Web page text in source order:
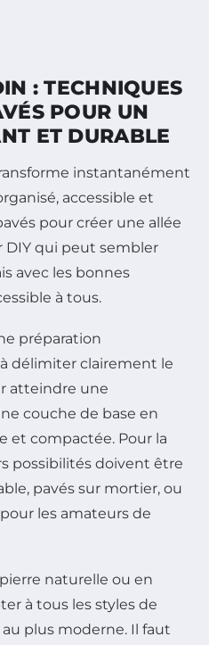
: TECHNIQUES
POUR UN
ET DURABLE
instantanément
accessible et
pour créer une allée
DIY qui peut sembler
avec les bonnes
à tous.
préparation
délimiter clairement le
atteindre une
couche de base en
et compactée. Pour la
possibilités doivent être
pavés sur mortier, ou
les amateurs de
naturelle ou en
à tous les styles de
plus moderne. Il faut